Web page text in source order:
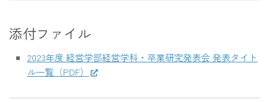
添付ファイル
2023年度 経営学部経営学科・卒業研究発表会 発表タイト
ル一覧（PDF）